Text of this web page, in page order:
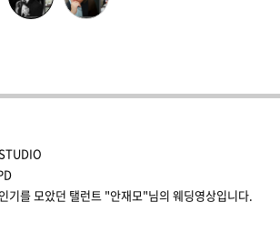
기를 모았던 탤런트 "안재모"님의 웨딩영상입니다.